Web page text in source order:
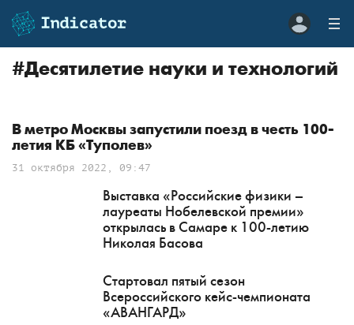
#Десятилетие науки и технологий
В метро Москвы запустили поезд в честь 100-
летия КБ «Туполев»
31 октября 2022, 09:47
Выставка «Российские физики –
лауреаты Нобелевской премии»
открылась в Самаре к 100-летию
Николая Басова
Стартовал пятый сезон
Всероссийского кейс-чемпионата
«АВАНГАРД»